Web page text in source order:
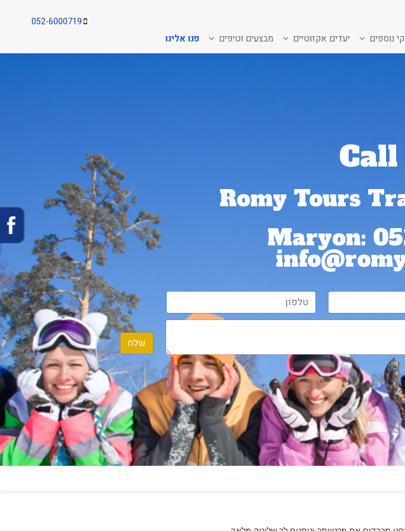
נוספים יעדים אקזוטיים מבצעים וטיפים פנו אלינו
052-6000719
Romy Tours
Maryon:
שלח